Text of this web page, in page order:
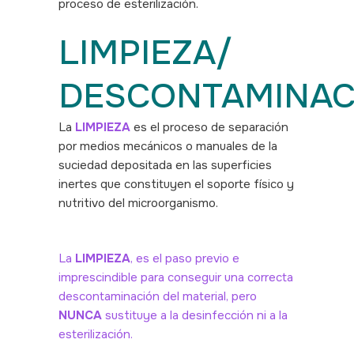
proceso de esterilización.
LIMPIEZA/
La LIMPIEZA es el proceso de separación
por medios mecánicos o manuales de la
suciedad depositada en las superficies
inertes que constituyen el soporte físico y
nutritivo del microorganismo.
La LIMPIEZA, es el paso previo e
imprescindible para conseguir una correcta
descontaminación del material, pero
NUNCA sustituye a la desinfección ni a la
esterilización.